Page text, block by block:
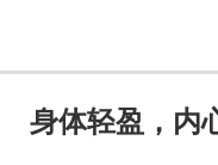
身体轻盈，内